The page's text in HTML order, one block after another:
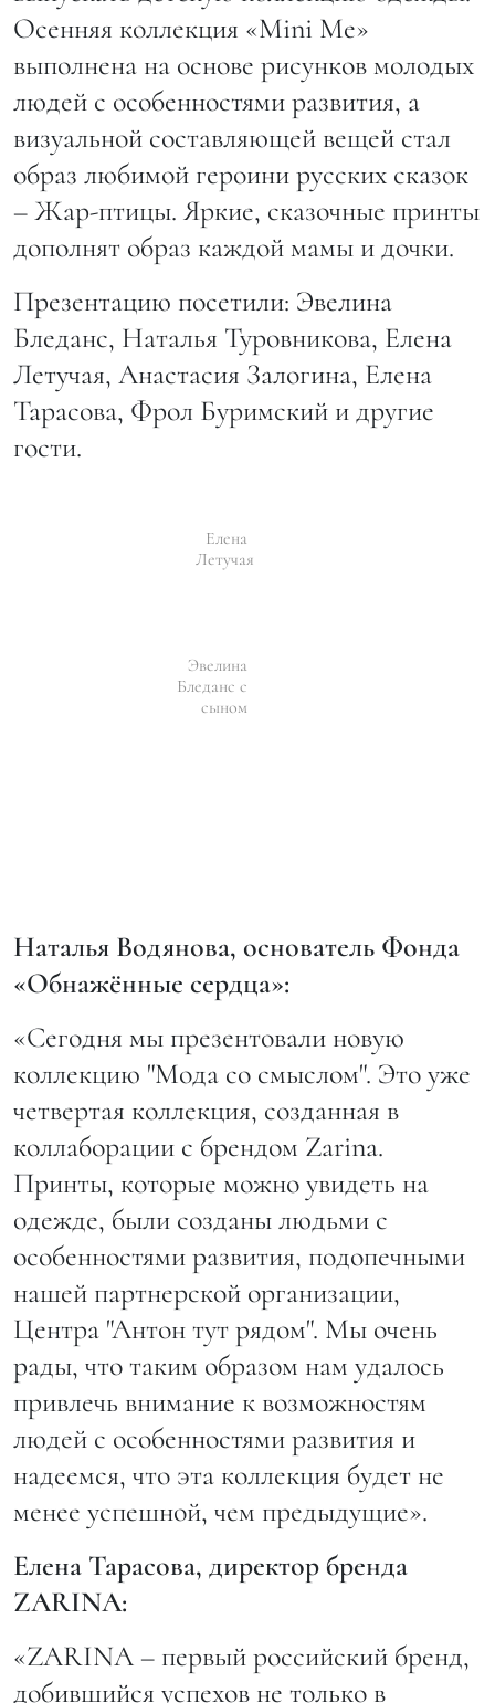
Осенняя коллекция «Mini Me»
выполнена на основе рисунков молодых
людей с особенностями развития, а
визуальной составляющей вещей стал
образ любимой героини русских сказок
– Жар-птицы. Яркие, сказочные принты
дополнят образ каждой мамы и дочки.
Презентацию посетили: Эвелина
Бледанс, Наталья Туровникова, Елена
Летучая, Анастасия Залогина, Елена
Тарасова, Фрол Буримский и другие
гости.
Елена
Летучая
Эвелина
Бледанс с
сыном
Наталья Водянова, основатель Фонда
«Обнажённые сердца»:
«Сегодня мы презентовали новую
коллекцию "Мода со смыслом". Это уже
четвертая коллекция, созданная в
коллаборации с брендом Zarina.
Принты, которые можно увидеть на
одежде, были созданы людьми с
особенностями развития, подопечными
нашей партнерской организации,
Центра "Антон тут рядом". Мы очень
рады, что таким образом нам удалось
привлечь внимание к возможностям
людей с особенностями развития и
надеемся, что эта коллекция будет не
менее успешной, чем предыдущие».
Елена Тарасова, директор бренда
ZARINA:
«ZARINA – первый российский бренд,
добившийся успехов не только в